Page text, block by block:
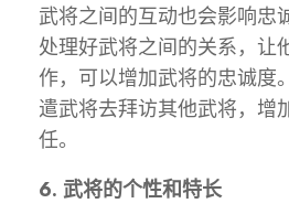
武将之间的互动也会影响忠
处理好武将之间的关系，让
作，可以增加武将的忠诚度
遣武将去拜访其他武将，增
任。
6. 武将的个性和特长